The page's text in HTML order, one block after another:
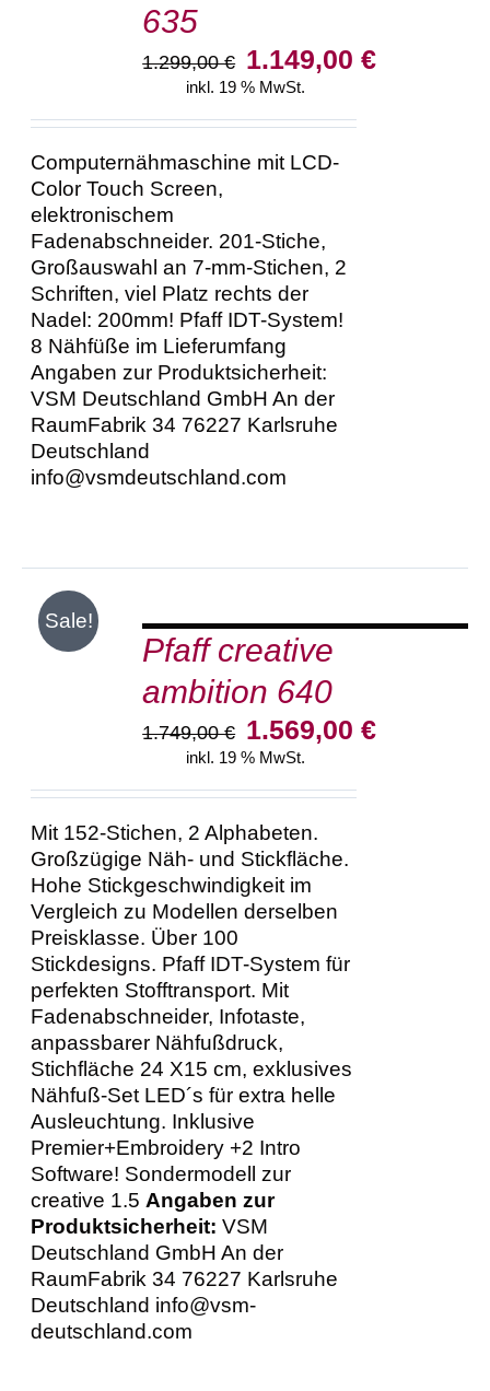
635
1.299,00€ Ursprünglicher
Preis
1.299,00 €
1.149,00€Aktueller
inkl. 19 % MwSt.
Computernähmaschine mit LCD-
Color Touch Screen,
elektronischem
Fadenabschneider. 201-Stiche,
Großauswahl an 7-mm-Stichen, 2
Schriften, viel Platz rechts der
Nadel: 200mm! Pfaff IDT-System!
8 Nähfüße im Lieferumfang
Angaben zur Produktsicherheit:
VSM Deutschland GmbH An der
RaumFabrik 34 76227 Karlsruhe
Deutschland
info@vsmdeutschland.com
Sale!
IN
DEN
WARENKORBPfaff creative
ambition 640
1.749,00€ Ursprünglicher
Preis
1.749,00 €
1.569,00€Aktueller
inkl. 19 % MwSt.
Mit 152-Stichen, 2 Alphabeten.
Großzügige Näh- und Stickfläche.
Hohe Stickgeschwindigkeit im
Vergleich zu Modellen derselben
Preisklasse. Über 100
Stickdesigns. Pfaff IDT-System für
perfekten Stofftransport. Mit
Fadenabschneider, Infotaste,
anpassbarer Nähfußdruck,
Stichfläche 24 X15 cm, exklusives
Nähfuß-Set LED´s für extra helle
Ausleuchtung. Inklusive
Premier+Embroidery +2 Intro
Software! Sondermodell zur
creative 1.5Angaben zur
Produktsicherheit: VSM
Deutschland GmbH An der
RaumFabrik 34 76227 Karlsruhe
Deutschland info@vsm-
deutschland.com